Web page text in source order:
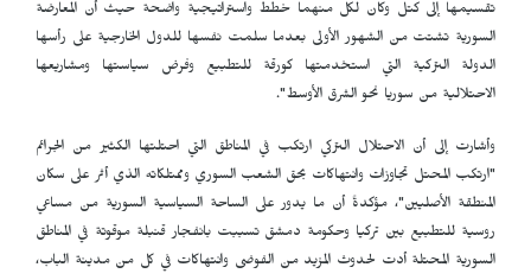
تقسيمها إلى كتل وكان لكل منهما خطط واستراتيجية واضحة حيث أن المعارضة
السورية تشتت من الشهور الأولى بعدما سلمت نفسها للدول الخارجية على رأسها
الدولة التركية التي استخدمتها كورقة للتطبيع وفرض سياستها ومشاريعها
الاحتلالية من سوريا نحو الشرق الأوسط".
وأشارت إلى أن الاحتلال التركي ارتكب في المناطق التي احتلتها الكثير من الجرائم
"ارتكب المحتل تجاوزات وانتهاكات بحق الشعب السوري وممتلكاته الذي أثر على سكان
المنطقة الأصليين"، مؤكدةً أن ما يدور على الساحة السياسية السورية من مساعي
روسية للتطبيع بين تركيا وحكومة دمشق تسببت بانفجار قنبلة موقوتة في المناطق
السورية المحتلة أدت لحدوث المزيد من الفوضى وانتهاكات في كل من مدينة الباب،